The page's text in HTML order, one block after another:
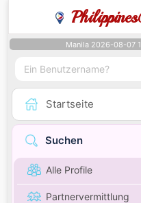
Philippines
Manila 2026-08-07
Startseite
Suchen
Alle Profile
Partnervermittlung